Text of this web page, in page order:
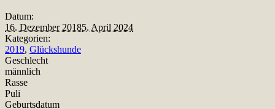
Datum:
16. Dezember 20185. April 2024
Kategorien:
2019, Glückshunde
Geschlecht
männlich
Rasse
Puli
Geburtsdatum